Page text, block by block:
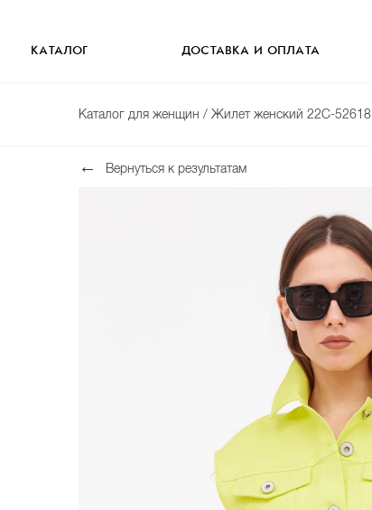
КАТАЛОГ ДОСТАВКА И ОПЛАТА
Каталог для женщин / Жилет женский 22С-52618
Вернуться к результатам